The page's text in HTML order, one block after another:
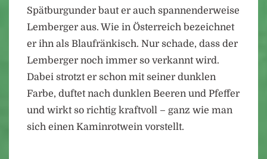
Spätburgunder baut er auch spannenderweise
Lemberger aus. Wie in Österreich bezeichnet
er ihn als Blaufränkisch. Nur schade, dass der
Lemberger noch immer so verkannt wird.
Dabei strotzt er schon mit seiner dunklen
Farbe, duftet nach dunklen Beeren und Pfeffer
und wirkt so richtig kraftvoll – ganz wie man
sich einen Kaminrotwein vorstellt.